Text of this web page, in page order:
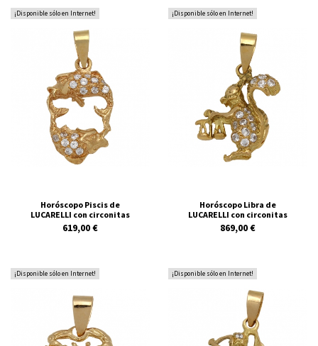
¡Disponible sólo en Internet!
Horóscopo Piscis de
LUCARELLI con circonitas
619,00 €
¡Disponible sólo en Internet!
Horóscopo Libra de
LUCARELLI con circonitas
869,00 €
¡Disponible sólo en Internet! ¡Disponible sólo en Internet!